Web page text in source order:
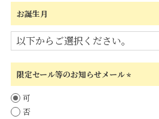
お誕生月
限定セール等のお知らせメール
(必
可
否